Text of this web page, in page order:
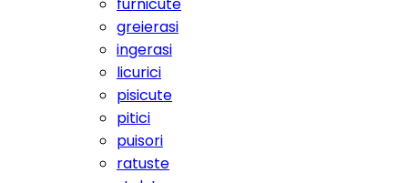
furnicute
greierasi
ingerasi
licurici
pisicute
pitici
puisori
ratuste